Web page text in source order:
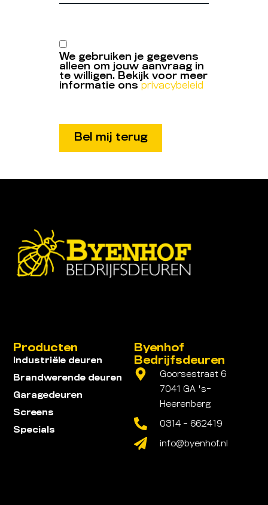
We gebruiken je gegevens
alleen om jouw aanvraag in
te willigen. Bekijk voor meer
informatie ons privacybeleid
Byenhof
Bedrijfsdeuren
Goorsestraat 6
7041 GA 's-
Heerenberg
0314 - 662419
info@byenhof.nl
Producten
Industriële deuren
Brandwerende deuren
Garagedeuren
Screens
Specials